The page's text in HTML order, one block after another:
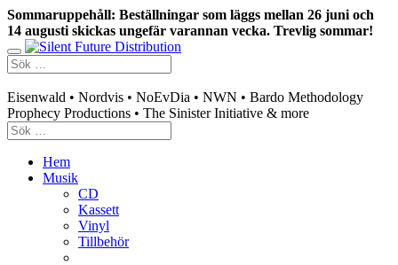
Sommaruppehåll: Beställningar som läggs mellan 26 juni och
14 augusti skickas ungefär varannan vecka. Trevlig sommar!
Eisenwald • Nordvis • NoEvDia • NWN • Bardo Methodology
Prophecy Productions • The Sinister Initiative & more
Hem
Musik
CD
Kassett
Vinyl
Tillbehör